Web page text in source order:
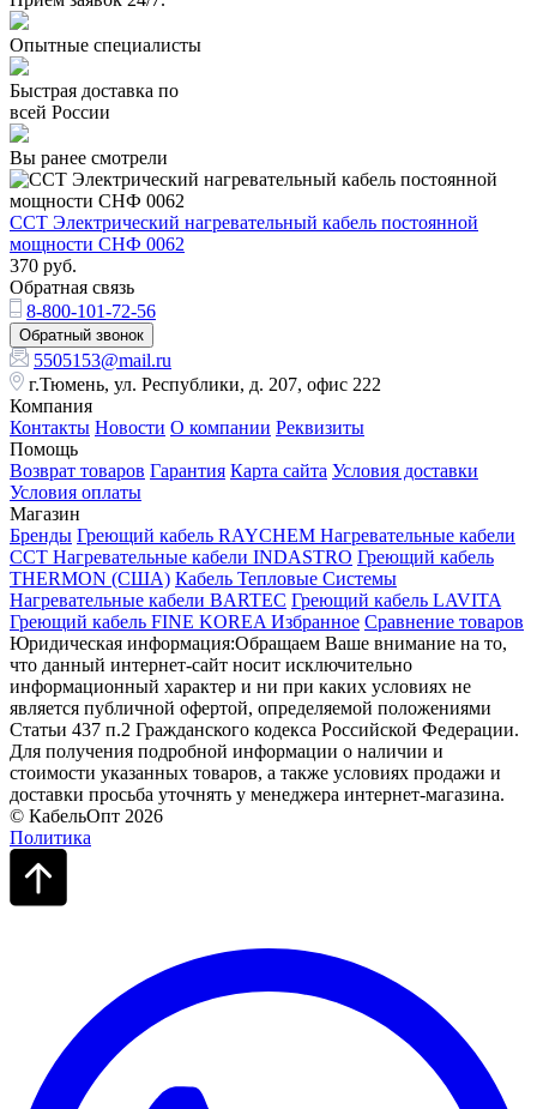
Опытные специалисты
Быстрая доставка по
всей России
Вы ранее смотрели
ССТ Электрический нагревательный кабель постоянной
мощности СНФ 0062
370 руб.
Обратная связь
8-800-101-72-56
Обратный звонок
5505153@mail.ru
г.Тюмень, ул. Республики, д. 207, офис 222
Компания
Контакты Новости О компании Реквизиты
Помощь
Возврат товаров Гарантия Карта сайта Условия доставки
Условия оплаты
Магазин
Бренды Греющий кабель RAYCHEM Нагревательные кабели
ССТ Нагревательные кабели INDASTRO Греющий кабель
THERMON (США) Кабель Тепловые Системы
Нагревательные кабели BARTEC Греющий кабель LAVITA
Греющий кабель FINE KOREA Избранное Сравнение товаров
Юридическая информация:Обращаем Ваше внимание на то,
что данный интернет-сайт носит исключительно
информационный характер и ни при каких условиях не
является публичной офертой, определяемой положениями
Статьи 437 п.2 Гражданского кодекса Российской Федерации.
Для получения подробной информации о наличии и
стоимости указанных товаров, а также условиях продажи и
доставки просьба уточнять у менеджера интернет-магазина.
© КабельОпт 2026
Политика